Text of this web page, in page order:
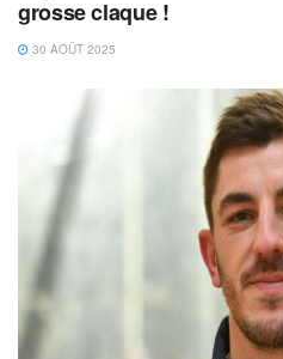
grosse claque !
30 AOÛT 2025